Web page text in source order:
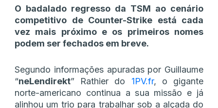
O badalado regresso da TSM ao cenário
competitivo de Counter-Strike está cada
vez mais próximo e os primeiros nomes
podem ser fechados em breve.
Segundo informações apuradas por Guillaume
“neLendirekt” Rathier do 1PV.fr, o gigante
norte-americano continua a sua missão e já
alinhou um trio para trabalhar sob a alçada do